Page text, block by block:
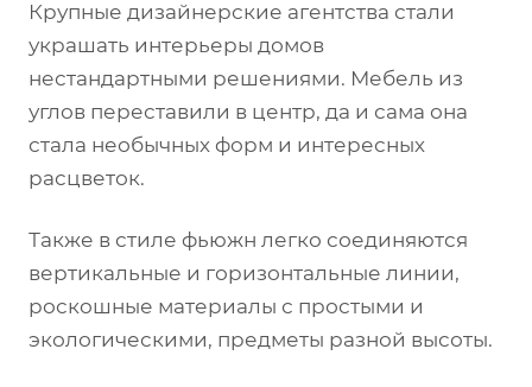
Крупные дизайнерские агентства стали
украшать интерьеры домов
нестандартными решениями. Мебель из
углов переставили в центр, да и сама она
стала необычных форм и интересных
расцветок.
Также в стиле фьюжн легко соединяются
вертикальные и горизонтальные линии,
роскошные материалы с простыми и
экологическими, предметы разной высоты.